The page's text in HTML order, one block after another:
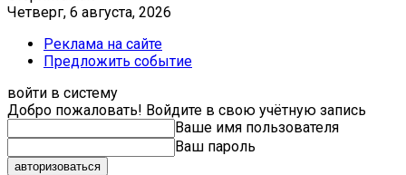
Четверг, 6 августа, 2026
Реклама на сайте
Предложить событие
войти в систему
Добро пожаловать! Войдите в свою учётную запись
Ваше имя пользователя
Ваш пароль